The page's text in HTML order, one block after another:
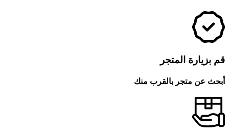
قم بزيارة المتجر
أبحث عن متجر بالقرب منك